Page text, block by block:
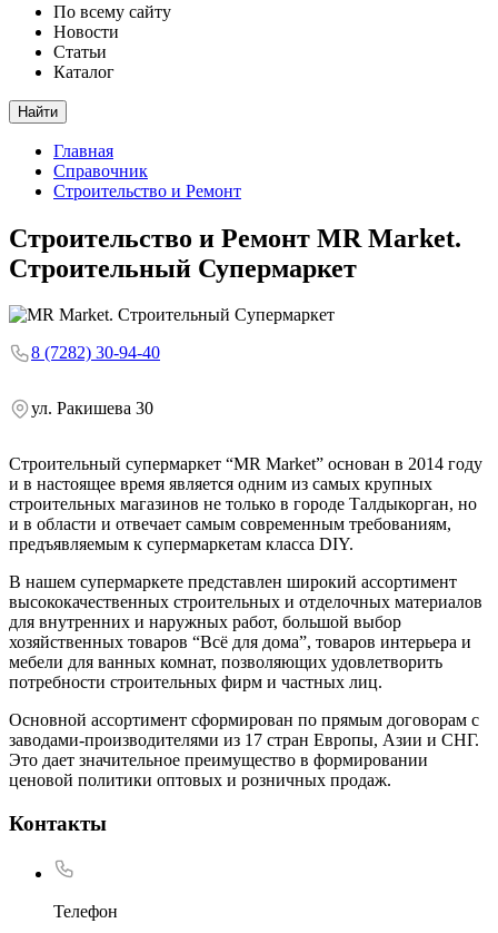
По всему сайту
Новости
Статьи
Каталог
Найти
Главная
Справочник
Строительство и Ремонт
Строительство и Ремонт MR Market.
Строительный Супермаркет
8 (7282) 30-94-40
ул. Ракишева 30
Строительный супермаркет “MR Market” основан в 2014 году
и в настоящее время является одним из самых крупных
строительных магазинов не только в городе Талдыкорган, но
и в области и отвечает самым современным требованиям,
предъявляемым к супермаркетам класса DIY.
В нашем супермаркете представлен широкий ассортимент
высококачественных строительных и отделочных материалов
для внутренних и наружных работ, большой выбор
хозяйственных товаров “Всё для дома”, товаров интерьера и
мебели для ванных комнат, позволяющих удовлетворить
потребности строительных фирм и частных лиц.
Основной ассортимент сформирован по прямым договорам с
заводами-производителями из 17 стран Европы, Азии и СНГ.
Это дает значительное преимущество в формировании
ценовой политики оптовых и розничных продаж.
Контакты
Телефон